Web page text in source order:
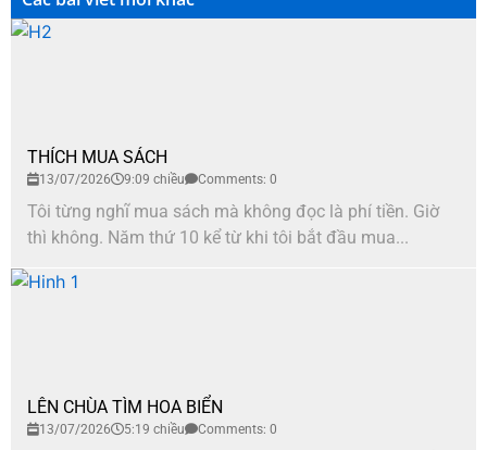
THÍCH MUA SÁCH
13/07/2026 9:09 chiều Comments: 0
Tôi từng nghĩ mua sách mà không đọc là phí tiền. Giờ
thì không. Năm thứ 10 kể từ khi tôi bắt đầu mua...
LÊN CHÙA TÌM HOA BIỂN
13/07/2026 5:19 chiều Comments: 0